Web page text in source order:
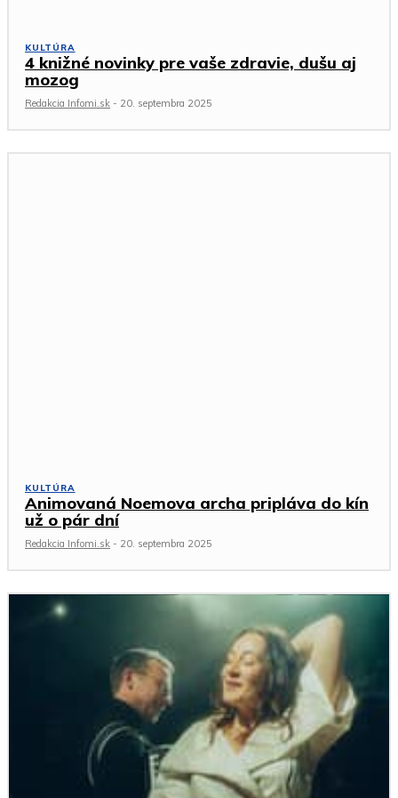
KULTÚRA
4 knižné novinky pre vaše zdravie, dušu aj
mozog
Redakcia Infomi.sk - 20. septembra 2025
KULTÚRA
Animovaná Noemova archa pripláva do kín
už o pár dní
Redakcia Infomi.sk - 20. septembra 2025